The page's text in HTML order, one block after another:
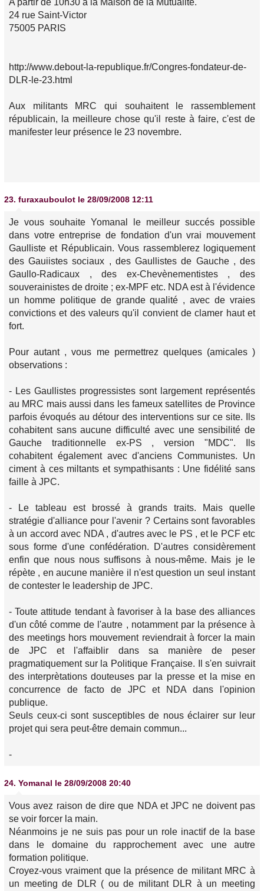
A partir de 10h30 à la Maison de la Mutualité.
24 rue Saint-Victor
75005 PARIS
http://www.debout-la-republique.fr/Congres-fondateur-de-
DLR-le-23.html
Aux militants MRC qui souhaitent le rassemblement
républicain, la meilleure chose qu'il reste à faire, c'est de
manifester leur présence le 23 novembre.
23. furaxauboulot le 28/09/2008 12:11
Je vous souhaite Yomanal le meilleur succés possible
dans votre entreprise de fondation d'un vrai mouvement
Gaulliste et Républicain. Vous rassemblerez logiquement
des Gauiistes sociaux , des Gaullistes de Gauche , des
Gaullo-Radicaux , des ex-Chevènementistes , des
souverainistes de droite ; ex-MPF etc. NDA est à l'évidence
un homme politique de grande qualité , avec de vraies
convictions et des valeurs qu'il convient de clamer haut et
fort.
Pour autant , vous me permettrez quelques (amicales )
observations :
- Les Gaullistes progressistes sont largement représentés
au MRC mais aussi dans les fameux satellites de Province
parfois évoqués au détour des interventions sur ce site. Ils
cohabitent sans aucune difficulté avec une sensibilité de
Gauche traditionnelle ex-PS , version "MDC". Ils
cohabitent également avec d'anciens Communistes. Un
ciment à ces miltants et sympathisants : Une fidélité sans
faille à JPC.
- Le tableau est brossé à grands traits. Mais quelle
stratégie d'alliance pour l'avenir ? Certains sont favorables
à un accord avec NDA , d'autres avec le PS , et le PCF etc
sous forme d'une confédération. D'autres considèrement
enfin que nous nous suffisons à nous-même. Mais je le
répète , en aucune manière il n'est question un seul instant
de contester le leadership de JPC.
- Toute attitude tendant à favoriser à la base des alliances
d'un côté comme de l'autre , notamment par la présence à
des meetings hors mouvement reviendrait à forcer la main
de JPC et l'affaiblir dans sa manière de peser
pragmatiquement sur la Politique Française. Il s'en suivrait
des interprètations douteuses par la presse et la mise en
concurrence de facto de JPC et NDA dans l'opinion
publique.
Seuls ceux-ci sont susceptibles de nous éclairer sur leur
projet qui sera peut-être demain commun...
-
24. Yomanal le 28/09/2008 20:40
Vous avez raison de dire que NDA et JPC ne doivent pas
se voir forcer la main.
Néanmoins je ne suis pas pour un role inactif de la base
dans le domaine du rapprochement avec une autre
formation politique.
Croyez-vous vraiment que la présence de militant MRC à
un meeting de DLR ( ou de militant DLR à un meeting